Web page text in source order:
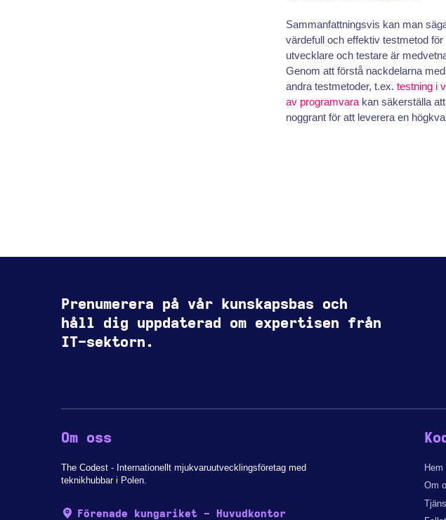
Sammanfattningsvis kan man
värdefull och effektiv testmetod
utvecklare och testare är
Genom att förstå nackdelarna
andra testmetoder, t.ex. testning i
av programvarakan säkerställa
noggrant för att leverera en
Prenumerera på vår kunskapsbas och
håll dig uppdaterad om expertisen från
IT-sektorn.
Om oss
The Codest - Internationellt mjukvaruutvecklingsföretag med
teknikhubbar i Polen.
Förenade kungariket - Huvudkontor
Hem
Om